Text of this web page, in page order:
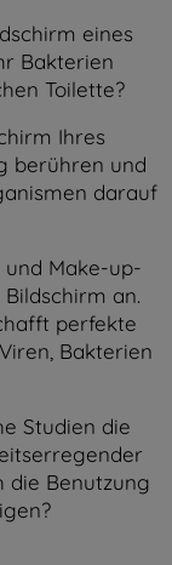
eines
Bakterien
Toilette?
Ihres
berühren und
darauf
und Make-up-
an.
perfekte
Bakterien
Studien die
die Benutzung